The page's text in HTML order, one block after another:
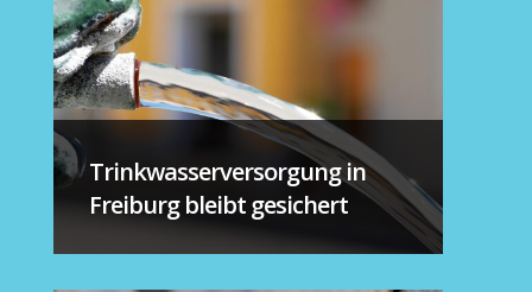
Trinkwasserversorgung in
Freiburg bleibt gesichert